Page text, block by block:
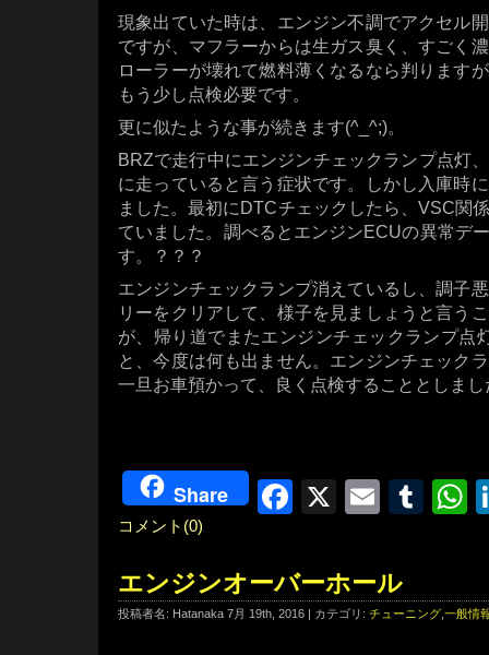
現象出ていた時は、エンジン不調でアクセル
ですが、マフラーからは生ガス臭く、すごく
ローラーが壊れて燃料薄くなるなら判ります
もう少し点検必要です。
更に似たような事が続きます(^_^;)。
BRZで走行中にエンジンチェックランプ点灯
に走っていると言う症状です。しかし入庫時
ました。最初にDTCチェックしたら、VSC関
ていました。調べるとエンジンECUの異常デ
す。？？？
エンジンチェックランプ消えているし、調子
リーをクリアして、様子を見ましょうと言う
が、帰り道でまたエンジンチェックランプ点
と、今度は何も出ません。エンジンチェック
一旦お車預かって、良く点検することとしまし
Share Facebook
X Email
コメント(0)
エンジンオーバーホール
投稿者名: Hatanaka 7月 19th, 2016 | カテゴリ: チューニング 一般情